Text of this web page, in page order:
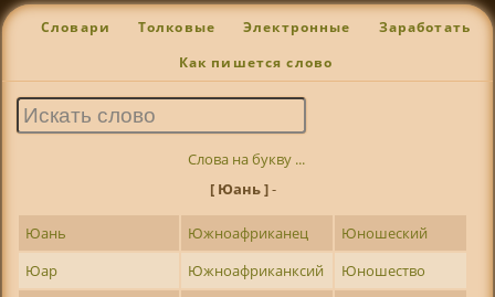
Словари Толковые Электронные Заработать
Как пишется слово
Слова на букву ...
[ Юань ]-
Юань Южноафриканец
Юношеский
Юар
Южноафриканксий
Юношество